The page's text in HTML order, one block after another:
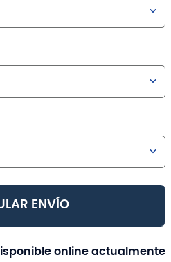
ENVÍO
online actualmente